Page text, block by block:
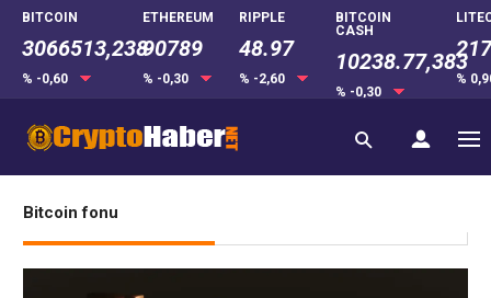
BITCOIN
3066513,238
% -0,60
ETHEREUM
90789
% -0,30
RIPPLE
48.97
% -2,60
BITCOIN
CASH
10238.77,383
% -0,30
%
Bitcoin fonu